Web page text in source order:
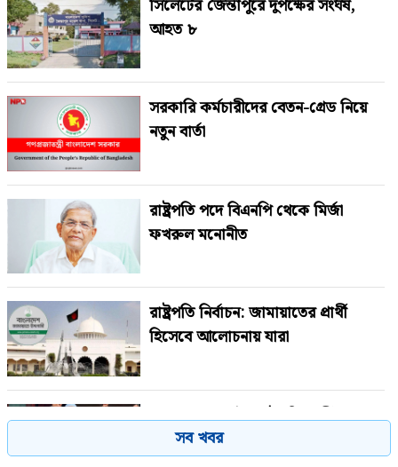
সিলেটের জৈন্তাপুরে দুপক্ষের সংঘর্ষ,
আহত ৮
সরকারি কর্মচারীদের বেতন-গ্রেড নিয়ে
নতুন বার্তা
রাষ্ট্রপতি পদে বিএনপি থেকে মির্জা
ফখরুল মনোনীত
রাষ্ট্রপতি নির্বাচন: জামায়াতের প্রার্থী
হিসেবে আলোচনায় যারা
জামায়াত জোটের রাষ্ট্রপতি প্রার্থী ঘোষণা
সব খবর